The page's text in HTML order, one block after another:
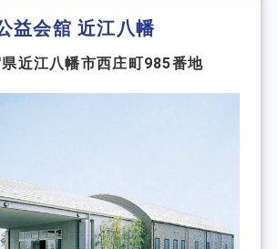
益会舘 近江八幡
近江八幡市西庄町985番地